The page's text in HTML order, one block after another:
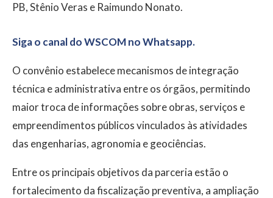
PB, Stênio Veras e Raimundo Nonato.
Siga o canal do WSCOM no Whatsapp.
O convênio estabelece mecanismos de integração
técnica e administrativa entre os órgãos, permitindo
maior troca de informações sobre obras, serviços e
empreendimentos públicos vinculados às atividades
das engenharias, agronomia e geociências.
Entre os principais objetivos da parceria estão o
fortalecimento da fiscalização preventiva, a ampliação